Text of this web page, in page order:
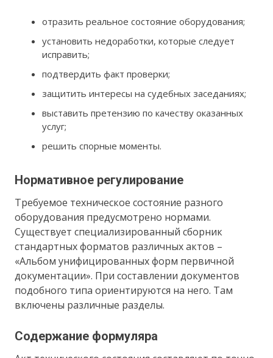
отразить реальное состояние оборудования;
установить недоработки, которые следует
исправить;
подтвердить факт проверки;
защитить интересы на судебных заседаниях;
выставить претензию по качеству оказанных
услуг;
решить спорные моменты.
Нормативное регулирование
Требуемое техническое состояние разного
оборудования предусмотрено нормами.
Существует специализированный сборник
стандартных форматов различных актов –
«Альбом унифицированных форм первичной
документации». При составлении документов
подобного типа ориентируются на него. Там
включены различные разделы.
Содержание формуляра